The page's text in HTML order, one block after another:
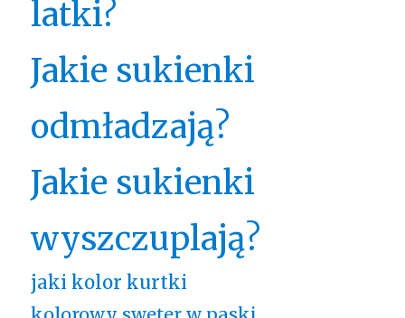
latki?
Jakie sukienki
odmładzają?
Jakie sukienki
wyszczuplają?
jaki kolor kurtki